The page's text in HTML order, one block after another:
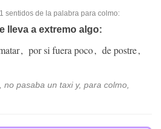
populares
recientes
sentidos de la palabra para colmo:
lleva a extremo algo:
, por si fuera poco, de postre,
no pasaba un taxi y, para colmo,